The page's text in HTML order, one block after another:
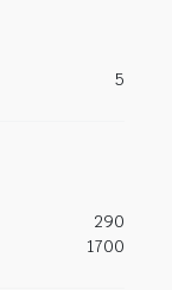
5
290
1700